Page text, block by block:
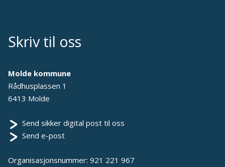
Skriv til oss
Molde kommune
Rådhusplassen 1
6413 Molde
Send sikker digital post til oss
Send e-post
Organisasjonsnummer: 921 221 967